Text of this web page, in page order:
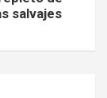
salvajes